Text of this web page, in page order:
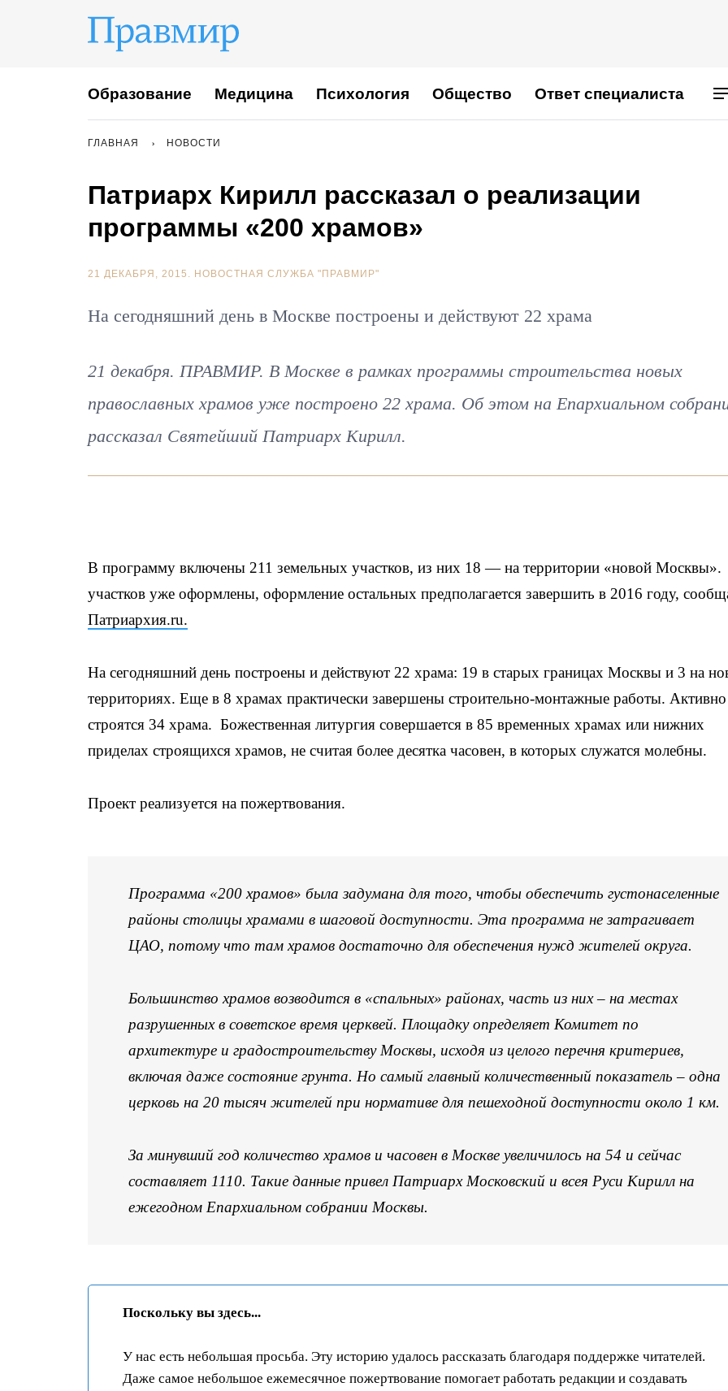
Образование Медицина Психология Общество Ответ специалиста
ГЛАВНАЯ НОВОСТИ
Патриарх Кирилл рассказал о реализации
программы «200 храмов»
21 ДЕКАБРЯ, 2015. НОВОСТНАЯ СЛУЖБА "ПРАВМИР"
На сегодняшний день в Москве построены и действуют 22 храма
21 декабря. ПРАВМИР. В Москве в рамках программы строительства новых
православных храмов уже построено 22 храма. Об этом на Епархиальном
рассказал Святейший Патриарх Кирилл.
В программу включены 211 земельных участков, из них 18 — на территории «новой
участков уже оформлены, оформление остальных предполагается завершить в 2016 году,
Патриархия.ru.
На сегодняшний день построены и действуют 22 храма: 19 в старых границах Москвы и 3 на
территориях. Еще в 8 храмах практически завершены строительно-монтажные работы. Активно
строятся 34 храма. Божественная литургия совершается в 85 временных храмах или нижних
приделах строящихся храмов, не считая более десятка часовен, в которых служатся молебны.
Проект реализуется на пожертвования.
Программа «200 храмов» была задумана для того, чтобы обеспечить густонаселенные
районы столицы храмами в шаговой доступности. Эта программа не затрагивает
ЦАО, потому что там храмов достаточно для обеспечения нужд жителей округа.
Большинство храмов возводится в «спальных» районах, часть из них – на местах
разрушенных в советское время церквей. Площадку определяет Комитет по
архитектуре и градостроительству Москвы, исходя из целого перечня критериев,
включая даже состояние грунта. Но самый главный количественный показатель – одна
церковь на 20 тысяч жителей при нормативе для пешеходной доступности около 1 км.
За минувший год количество храмов и часовен в Москве увеличилось на 54 и сейчас
составляет 1110. Такие данные привел Патриарх Московский и всея Руси Кирилл на
ежегодном Епархиальном собрании Москвы.
Поскольку вы здесь...
У нас есть небольшая просьба. Эту историю удалось рассказать благодаря поддержке читателей.
Даже самое небольшое ежемесячное пожертвование помогает работать редакции и создавать